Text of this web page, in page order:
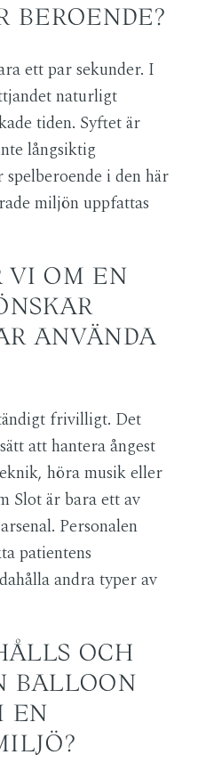
BEROENDE?
ett par sekunder. I
naturligt
tiden. Syftet är
långsiktig
i den här
miljön uppfattas
VI OM EN
ANVÄNDA
frivilligt. Det
att hantera ångest
höra musik eller
Slot är bara ett av
Personalen
patientens
andra typer av
OCH
BALLOON
EN